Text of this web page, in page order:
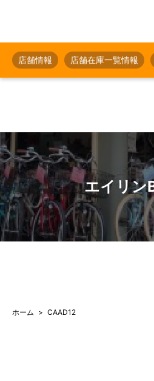
店舗情報 店舗在庫一覧情報
エイリン
ホーム CAAD12